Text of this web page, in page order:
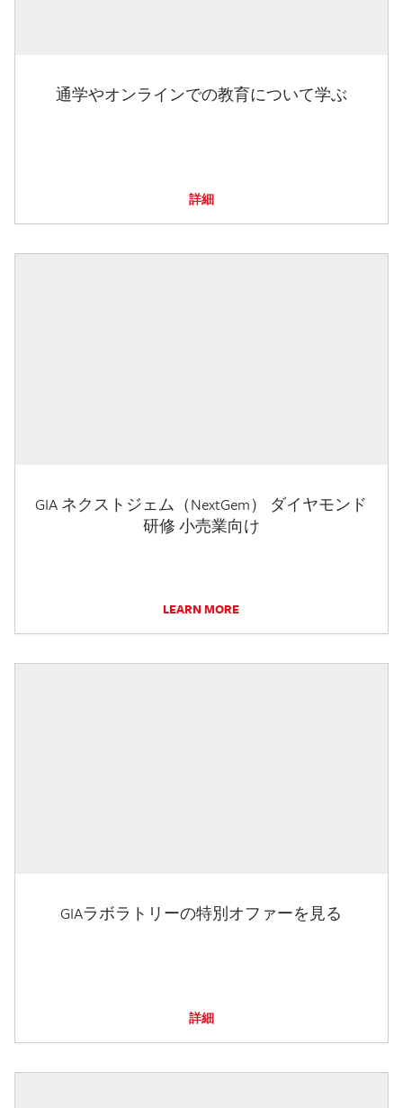
通学やオンラインでの教育について学ぶ
詳細
GIA ネクストジェム（NextGem） ダイヤモンド
研修 小売業向け
LEARN MORE
GIAラボラトリーの特別オファーを見る
詳細